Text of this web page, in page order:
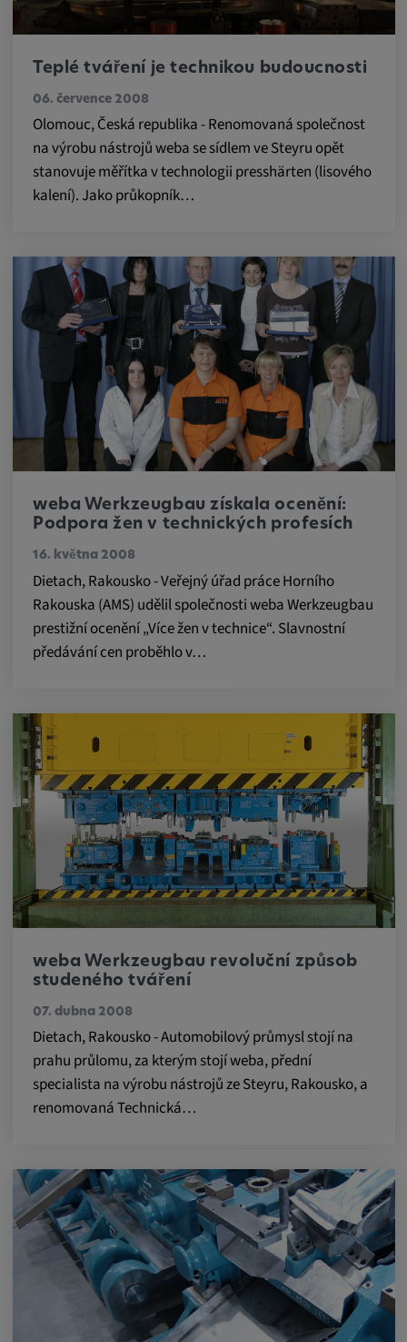
Teplé tváření je technikou budoucnosti
06. července 2008
Olomouc, Česká republika - Renomovaná společnost
na výrobu nástrojů weba se sídlem ve Steyru opět
stanovuje měřítka v technologii presshärten (lisového
kalení). Jako průkopník…
weba Werkzeugbau získala ocenění:
Podpora žen v technických profesích
16. května 2008
Dietach, Rakousko - Veřejný úřad práce Horního
Rakouska (AMS) udělil společnosti weba Werkzeugbau
prestižní ocenění „Více žen v technice“. Slavnostní
předávání cen proběhlo v…
weba Werkzeugbau revoluční způsob
studeného tváření
07. dubna 2008
Dietach, Rakousko - Automobilový průmysl stojí na
prahu průlomu, za kterým stojí weba, přední
specialista na výrobu nástrojů ze Steyru, Rakousko, a
renomovaná Technická…
Trvání cookies:
Externí média
Nutné pro zobrazení obsahu z externích
mediálních platforem.
Název:
DV, SOCS, NID, AEC, CONSENT, OGPC
Poskytovatel:
google.com
Účel:
Tyto soubory cookie se používají k ukládání
preferencí uživatele a dalších informací
Trvání cookies:
3 dny
Youtube
Název:
VISITOR_INFO1_LIVE, YSC, CONSENT,
yt.innertube::nextId, yt.innertube::requests,
yt-remote-cast-installed, yt-remote-
LOGIN_INFO, PREF, LOGIN_INFO, PREF,
SEARCH_SAMESITE, OGPC, OTZ, NID,
1P_JAR, DSID, APISID, HSID, SSID, SID,
SAPISID, SIDCC, yt-player-headers-
readable,
ytidb::LAST_RESULT_ENTRY_KEY, yt-
player-lv, yt-player-bandaid-host, yt-player-
bandwidth
Poskytovatel:
Účel:
VISITOR_INFO1_LIVE slouží k rozpoznání
služba YouTube k ukládání uživatelských
vstupů a jejich přiřazování k akcím uživatele.
Trvání cookies:
Vimeo
Statistiky
Statistiky Soubory cookie shromažďují
anonymní informace o chování uživatelů.